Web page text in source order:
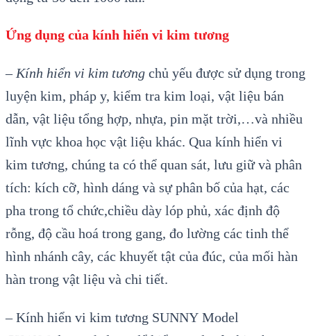
Ứng dụng của kính hiển vi kim tương
– Kính hiển vi kim tương chủ yếu được sử dụng trong
luyện kim, pháp y, kiểm tra kim loại, vật liệu bán
dẫn, vật liệu tổng hợp, nhựa, pin mặt trời,…và nhiều
lĩnh vực khoa học vật liệu khác. Qua kính hiển vi
kim tương, chúng ta có thể quan sát, lưu giữ và phân
tích: kích cỡ, hình dáng và sự phân bố của hạt, các
pha trong tổ chức,chiều dày lóp phủ, xác định độ
rỗng, độ cầu hoá trong gang, đo lường các tinh thể
hình nhánh cây, các khuyết tật của đúc, của mối hàn
hàn trong vật liệu và chi tiết.
–Kính hiển vi kim tương SUNNY Model